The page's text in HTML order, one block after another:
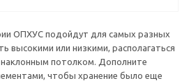
ОПХУС подойдут для самых разных
высокими или низкими, располагаться
потолком. Дополните
чтобы хранение было еще